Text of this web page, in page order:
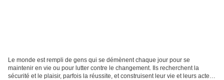
Le monde est rempli de gens qui se démènent chaque jour pour se
maintenir en vie ou pour lutter contre le changement. Ils recherchent la
sécurité et le plaisir, parfois la réussite, et construisent leur vie et leurs actes